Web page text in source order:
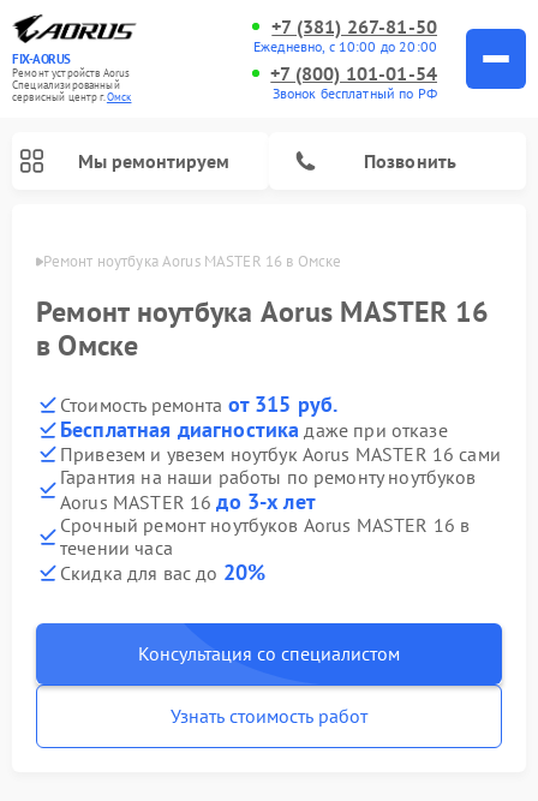
FIX-AORUS
Ремонт устройств Aorus
Специализированный
cервисный центр г.Омск
+7 (381) 267-81-50
Ежедневно, с 10:00 до 20:00
+7 (800) 101-01-54
Звонок бесплатный по РФ
Мы ремонтируем Позвонить
Ремонт ноутбука Aorus MASTER 16 в Омске
Ремонт ноутбука Aorus MASTER 16
в Омске
Стоимость ремонта от 315 руб.
Бесплатная диагностика даже при отказе
Привезем и увезем ноутбук Aorus MASTER 16 сами
Гарантия на наши работы по ремонту ноутбуков
Aorus MASTER 16до 3-х лет
Срочный ремонт ноутбуков Aorus MASTER 16 в
течении часа
Скидка для вас до 20%
Консультация со специалистом
Узнать стоимость работ